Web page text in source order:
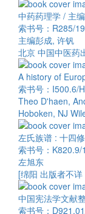
中药药理学 / 主
索书号：R285/
主编彭成, 许钒
北京 中国中医药
A history of
索书号：I500.6/
Theo D'haen,
Hoboken, NJ
左氏族谱 : 十四
索书号：K820.9/
左旭东
[绵阳 出版者不
中国宪法学文献
索书号：